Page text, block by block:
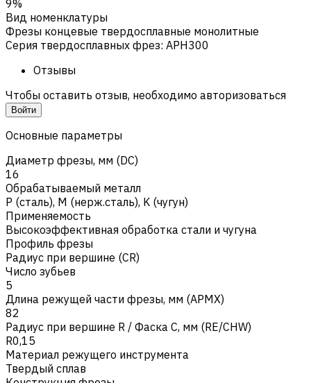
9%
Вид номенклатуры
Фрезы концевые твердосплавные монолитные
Серия твердосплавных фрез: APH300
Отзывы
Чтобы оставить отзыв, необходимо авторизоваться
Войти
Основные параметры
Диаметр фрезы, мм (DC)
16
Обрабатываемый металл
Р (сталь), M (нерж.сталь), K (чугун)
Применяемость
Высокоэффективная обработка стали и чугуна
Профиль фрезы
Радиус при вершине (CR)
Число зубьев
5
Длина режущей части фрезы, мм (APMX)
82
Радиус при вершине R / Фаска C, мм (RE/CHW)
R0,15
Материал режущего инструмента
Твердый сплав